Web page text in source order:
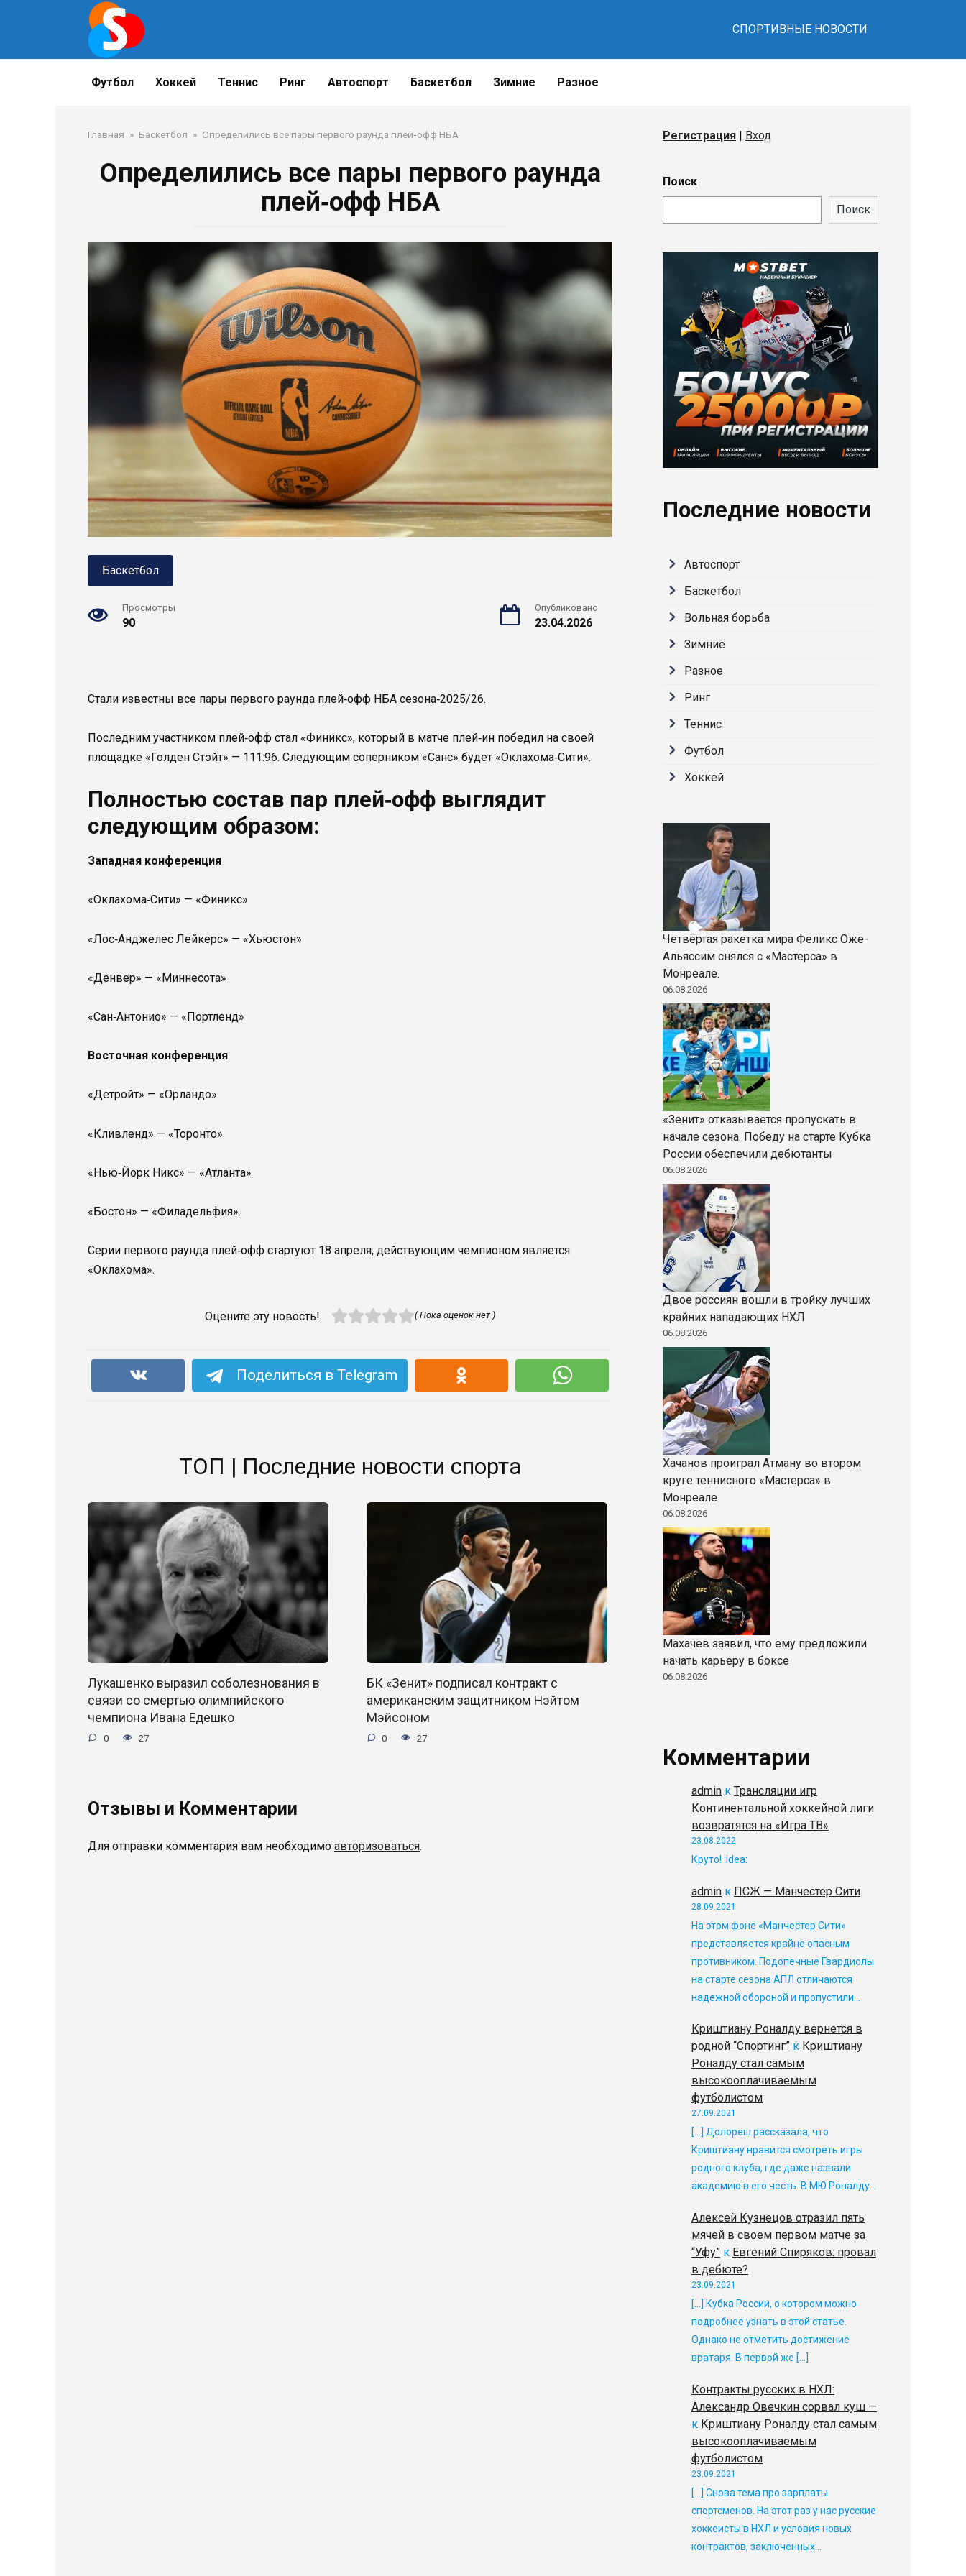
СПОРТИВНЫЕ НОВОСТИ
Футбол Хоккей Теннис Ринг Автоспорт Баскетбол Зимние Разное
Главная » Баскетбол » Определились все пары первого раунда плей‑офф НБА
Определились все пары первого раунда
плей‑офф НБА
Баскетбол
Просмотры
90
Опубликовано
23.04.2026
Стали известны все пары первого раунда плей‑офф НБА сезона‑2025/26.
Последним участником плей‑офф стал «Финикс», который в матче плей‑ин победил на своей
площадке «Голден Стэйт» — 111:96. Следующим соперником «Санс» будет «Оклахома‑Сити».
Полностью состав пар плей‑офф выглядит
следующим образом:
Западная конференция
«Оклахома‑Сити» — «Финикс»
«Лос‑Анджелес Лейкерс» — «Хьюстон»
«Денвер» — «Миннесота»
«Сан‑Антонио» — «Портленд»
Восточная конференция
«Детройт» — «Орландо»
«Кливленд» — «Торонто»
«Нью‑Йорк Никс» — «Атланта»
«Бостон» — «Филадельфия».
Серии первого раунда плей‑офф стартуют 18 апреля, действующим чемпионом является
«Оклахома».
Оцените эту новость! ( Пока оценок нет )
Поделиться в Telegram
ТОП | Последние новости спорта
Лукашенко выразил соболезнования в
связи со смертью олимпийского
чемпиона Ивана Едешко
0 27
БК «Зенит» подписал контракт с
американским защитником Нэйтом
Мэйсоном
0 27
Отзывы и Комментарии
Для отправки комментария вам необходимо авторизоваться.
Регистрация | Вход
Поиск
Поиск
Последние новости
Автоспорт
Баскетбол
Вольная борьба
Зимние
Разное
Ринг
Теннис
Футбол
Хоккей
Четвёртая ракетка мира Феликс Оже-
Альяссим снялся с «Мастерса» в
Монреале.
06.08.2026
«Зенит» отказывается пропускать в
начале сезона. Победу на старте Кубка
России обеспечили дебютанты
06.08.2026
Двое россиян вошли в тройку лучших
крайних нападающих НХЛ
06.08.2026
Хачанов проиграл Атману во втором
круге теннисного «Мастерса» в
Монреале
06.08.2026
Махачев заявил, что ему предложили
начать карьеру в боксе
06.08.2026
Комментарии
admin к Трансляции игр
Континентальной хоккейной лиги
возвратятся на «Игра ТВ»
23.08.2022
Круто! :idea:
admin к ПСЖ — Манчестер Сити
28.09.2021
На этом фоне «Манчестер Сити»
представляется крайне опасным
противником. Подопечные Гвардиолы
на старте сезона АПЛ отличаются
надежной обороной и пропустили…
Криштиану Роналду вернется в
родной “Спортинг” к Криштиану
Роналду стал самым
высокооплачиваемым
футболистом
27.09.2021
[…] Долореш рассказала, что
Криштиану нравится смотреть игры
родного клуба, где даже назвали
академию в его честь. В МЮ Роналду…
Алексей Кузнецов отразил пять
мячей в своем первом матче за
“Уфу” к Евгений Спиряков: провал
в дебюте?
23.09.2021
[…] Кубка России, о котором можно
подробнее узнать в этой статье.
Однако не отметить достижение
вратаря. В первой же […]
Контракты русских в НХЛ:
Александр Овечкин сорвал куш —
к Криштиану Роналду стал самым
высокооплачиваемым
футболистом
23.09.2021
[…] Снова тема про зарплаты
спортсменов. На этот раз у нас русские
хоккеисты в НХЛ и условия новых
контрактов, заключенных…